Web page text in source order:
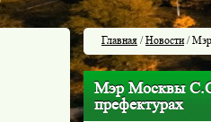
Главная /Новости/ Мэр
Мэр Москвы С.С.
префектурах